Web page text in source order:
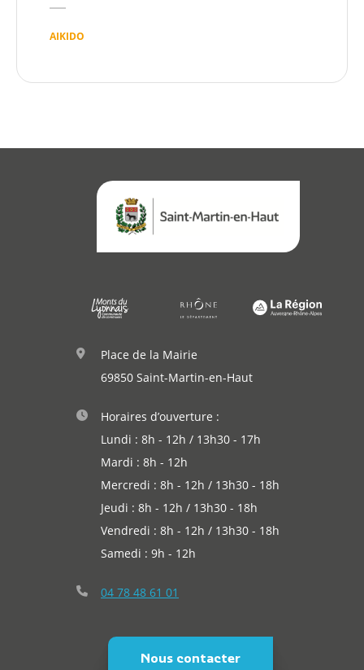
AIKIDO
Place de la Mairie
69850 Saint-Martin-en-Haut
Horaires d’ouverture :
Lundi : 8h - 12h / 13h30 - 17h
Mardi : 8h - 12h
Mercredi : 8h - 12h / 13h30 - 18h
Jeudi : 8h - 12h / 13h30 - 18h
Vendredi : 8h - 12h / 13h30 - 18h
Samedi : 9h - 12h
04 78 48 61 01
Nous contacter
Actualités
Démarches
Agenda
Actualités